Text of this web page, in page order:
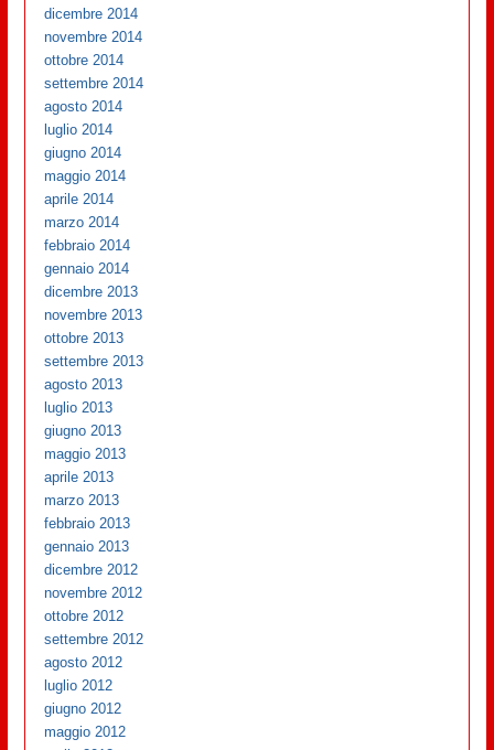
dicembre 2014
novembre 2014
ottobre 2014
settembre 2014
agosto 2014
luglio 2014
giugno 2014
maggio 2014
aprile 2014
marzo 2014
febbraio 2014
gennaio 2014
dicembre 2013
novembre 2013
ottobre 2013
settembre 2013
agosto 2013
luglio 2013
giugno 2013
maggio 2013
aprile 2013
marzo 2013
febbraio 2013
gennaio 2013
dicembre 2012
novembre 2012
ottobre 2012
settembre 2012
agosto 2012
luglio 2012
giugno 2012
maggio 2012